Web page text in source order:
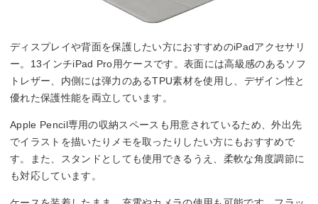
ディスプレイや背面を保護したい方におすすめのiPadアクセサリ
ー。13インチiPad Pro用ケースです。表面には高級感のあるソフ
トレザー、内側には弾力のあるTPU素材を使用し、デザイン性と
優れた保護性能を両立しています。
Apple Pencil専用の収納スペースも用意されているため、外出先
でイラストを描いたりメモを取ったりしたい方にもおすすめで
す。また、スタンドとしても使用できるうえ、柔軟な角度調節に
も対応しています。